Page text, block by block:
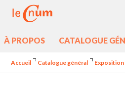
À PROPOS CATALOGUE
Accueil Catalogue général Exposition